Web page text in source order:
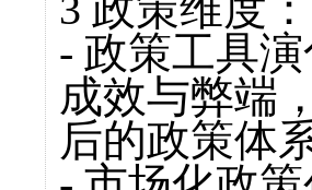
- 政策工具
成效与弊端
后的政策体